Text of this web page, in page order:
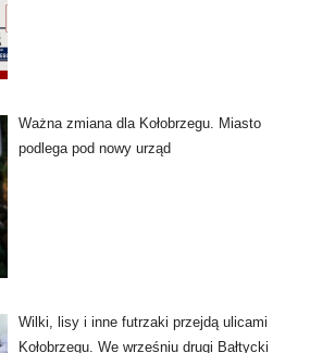
Ważna zmiana dla Kołobrzegu. Miasto
podlega pod nowy urząd
Wilki, lisy i inne futrzaki przejdą ulicami
Kołobrzegu. We wrześniu drugi Bałtycki